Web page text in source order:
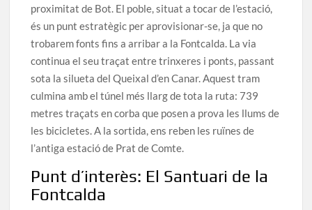
proximitat de Bot. El poble, situat a tocar de l’estació,
és un punt estratègic per aprovisionar-se, ja que no
trobarem fonts fins a arribar a la Fontcalda. La via
continua el seu traçat entre trinxeres i ponts, passant
sota la silueta del Queixal d’en Canar. Aquest tram
culmina amb el túnel més llarg de tota la ruta: 739
metres traçats en corba que posen a prova les llums de
les bicicletes. A la sortida, ens reben les ruïnes de
l’antiga estació de Prat de Comte.
Punt d’interès: El Santuari de la
Fontcalda